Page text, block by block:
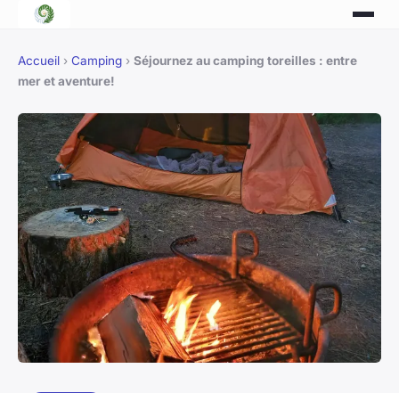
Accueil › Camping › Séjournez au camping toreilles : entre
mer et aventure!